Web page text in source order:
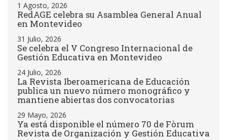
1 Agosto, 2026
RedAGE celebra su Asamblea General Anual
en Montevideo
31 Julio, 2026
Se celebra el V Congreso Internacional de
Gestión Educativa en Montevideo
24 Julio, 2026
La Revista Iberoamericana de Educación
publica un nuevo número monográfico y
mantiene abiertas dos convocatorias
29 Mayo, 2026
Ya está disponible el número 70 de Fòrum
Revista de Organización y Gestión Educativa